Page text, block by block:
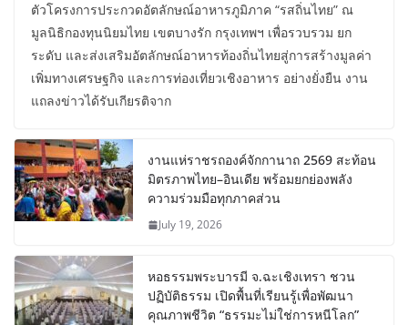
ตัวโครงการประกวดอัตลักษณ์อาหารภูมิภาค “รสถิ่นไทย” ณ
มูลนิธิกองทุนนิยมไทย เขตบางรัก กรุงเทพฯ เพื่อรวบรวม ยก
ระดับ และส่งเสริมอัตลักษณ์อาหารท้องถิ่นไทยสู่การสร้างมูลค่า
เพิ่มทางเศรษฐกิจ และการท่องเที่ยวเชิงอาหาร อย่างยั่งยืน งาน
แถลงข่าวได้รับเกียรติจาก
งานแห่ราชรถองค์จักกานาถ 2569 สะท้อน
มิตรภาพไทย–อินเดีย พร้อมยกย่องพลัง
ความร่วมมือทุกภาคส่วน
July 19, 2026
หอธรรมพระบารมี จ.ฉะเชิงเทรา ชวน
ปฏิบัติธรรม เปิดพื้นที่เรียนรู้เพื่อพัฒนา
คุณภาพชีวิต “ธรรมะไม่ใช่การหนีโลก”